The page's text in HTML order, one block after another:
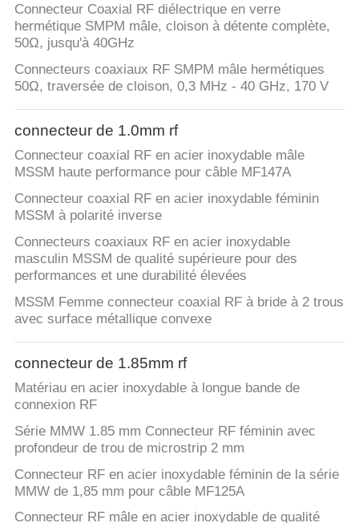
VR
SHOW
PLAN
DU
SITE
PRIVACY
POLICY
Connecteur Coaxial RF diélectrique en verre
hermétique SMPM mâle, cloison à détente complète,
50Ω, jusqu'à 40GHz
Connecteurs coaxiaux RF SMPM mâle hermétiques
50Ω, traversée de cloison, 0,3 MHz - 40 GHz, 170 V
connecteur de 1.0mm rf
Connecteur coaxial RF en acier inoxydable mâle
MSSM haute performance pour câble MF147A
Connecteur coaxial RF en acier inoxydable féminin
MSSM à polarité inverse
Connecteurs coaxiaux RF en acier inoxydable
masculin MSSM de qualité supérieure pour des
performances et une durabilité élevées
MSSM Femme connecteur coaxial RF à bride à 2 trous
avec surface métallique convexe
connecteur de 1.85mm rf
Matériau en acier inoxydable à longue bande de
connexion RF
Série MMW 1.85 mm Connecteur RF féminin avec
profondeur de trou de microstrip 2 mm
Connecteur RF en acier inoxydable féminin de la série
MMW de 1,85 mm pour câble MF125A
Connecteur RF mâle en acier inoxydable de qualité